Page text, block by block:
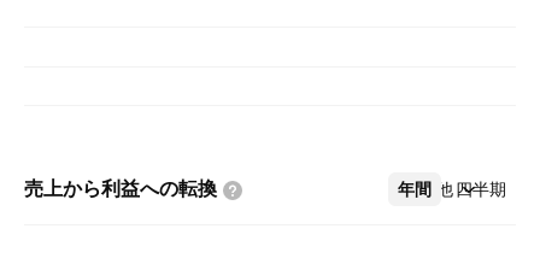
売上から利益への転換 年間 四半期
その他